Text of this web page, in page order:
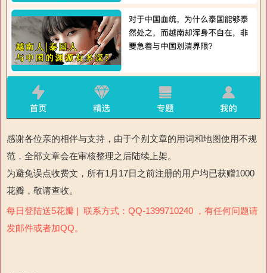
感谢各位亲的相伴与支持，由于个别文章的用词和地图使用不规
范，全部文章会在审核整理之后陆续上架。
为避免误点收费文，所有1月17日之前注册的用户均已获赠1000
花瓣，敬请查收。
每日登陆送5花瓣 | 联系方式：QQ-1399710240 ，有任何问题请
发邮件或者加QQ。